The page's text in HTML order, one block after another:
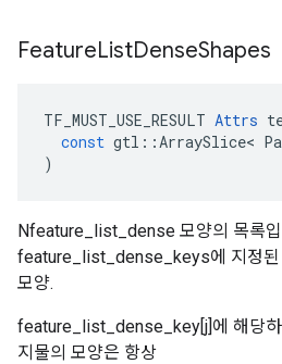
FeatureListDenseShapes
TF_MUST_USE_RESULT Attrs
const gtl ::ArraySlice<
)
Nfeature_list_dense 모양의 목록
feature_list_dense_keys에 지정된
모양.
feature_list_dense_key[j]에 해당
지물의 모양은 항상